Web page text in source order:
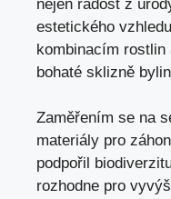
nejen radost z
estetického
kombinacím rostlin
bohaté sklizně
Zaměřením se na
materiály pro
podpořil
rozhodne pro